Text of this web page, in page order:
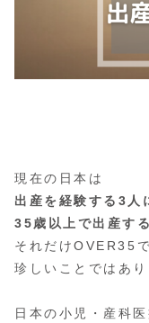
現在の日本は
出産を経験する3人
35歳以上で出産す
それだけOVER35
珍しいことではあり
日本の小児・産科